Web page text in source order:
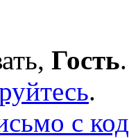
Гость
.
с